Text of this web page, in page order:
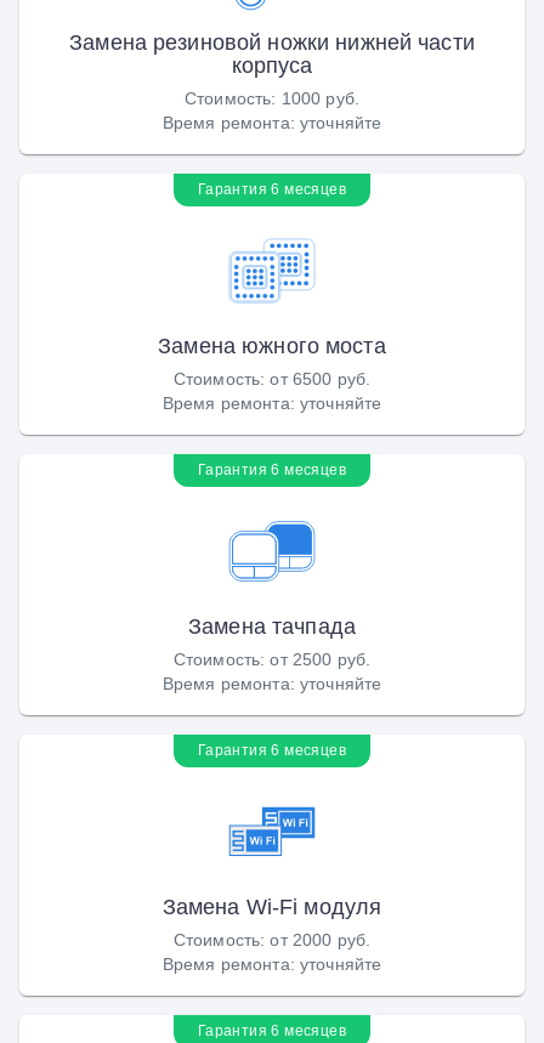
Замена резиновой ножки нижней части
корпуса
Стоимость: 1000 руб.
Время ремонта: уточняйте
Гарантия 6 месяцев
Замена южного моста
Стоимость:от 6500 руб.
Время ремонта: уточняйте
Гарантия 6 месяцев
Замена тачпада
Стоимость:от 2500 руб.
Время ремонта: уточняйте
Гарантия 6 месяцев
Замена Wi-Fi модуля
Стоимость:от 2000 руб.
Время ремонта: уточняйте
Гарантия 6 месяцев